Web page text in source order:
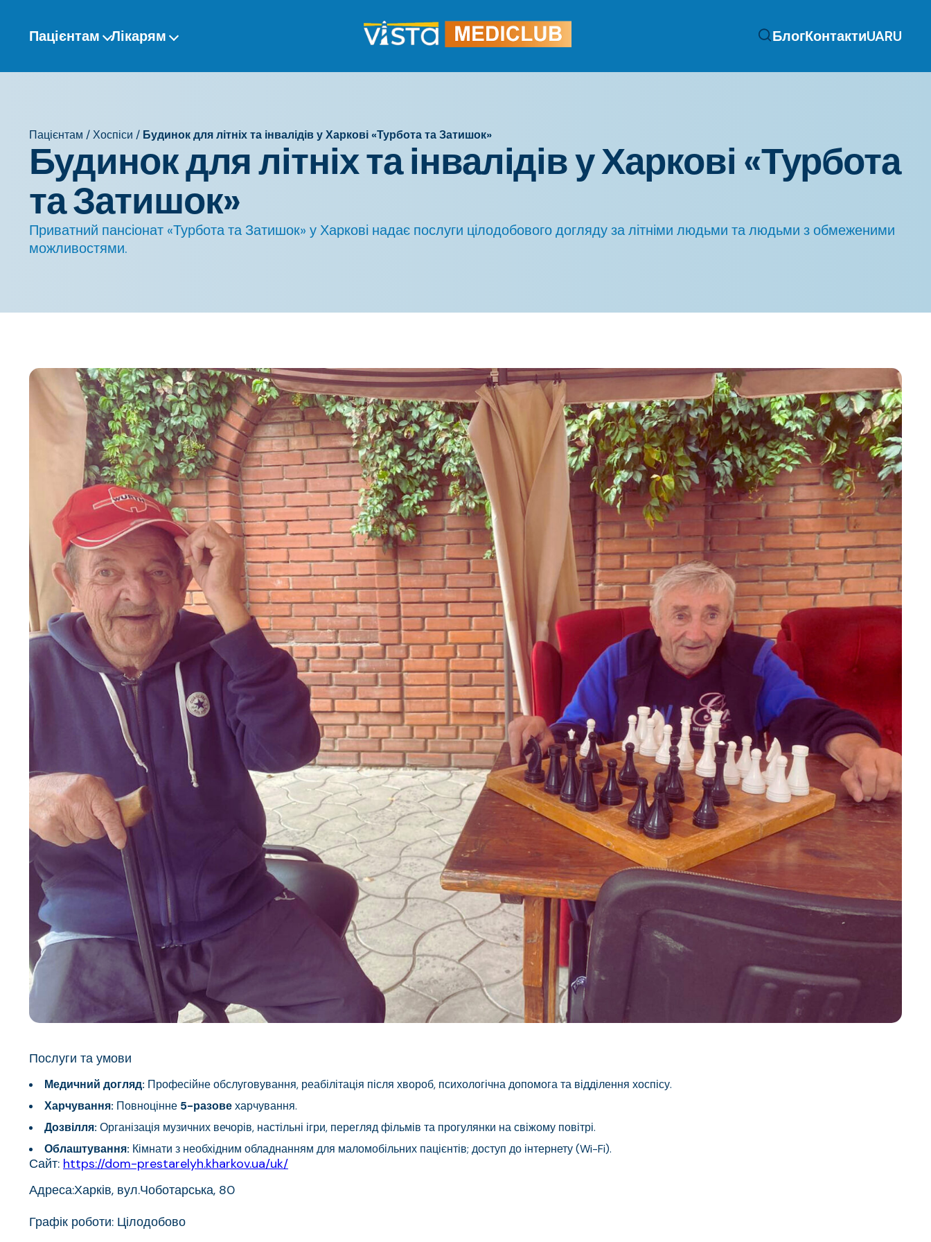
змістуПацієнтам Лікарям БлогКонтактиUARU
Пацієнтам /Хоспіси / Будинок для літніх та інвалідів у Харкові «Турбота та Затишок»
Будинок для літніх та інвалідів у Харкові «Турбота
та Затишок»
Приватний пансіонат «Турбота та Затишок» у Харкові надає послуги цілодобового догляду за літніми людьми та людьми з обмеженими
можливостями.
Послуги та умови
Медичний догляд: Професійне обслуговування, реабілітація після хвороб, психологічна допомога та відділення хоспісу.
Харчування: Повноцінне 5-разовехарчування.
Дозвілля: Організація музичних вечорів, настільні ігри, перегляд фільмів та прогулянки на свіжому повітрі.
Облаштування: Кімнати з необхідним обладнанням для маломобільних пацієнтів; доступ до інтернету (Wi-Fi).
Сайт: https://dom-prestarelyh.kharkov.ua/uk/
Адреса:Харків, вул.Чоботарська, 80
Графік роботи: Цілодобово